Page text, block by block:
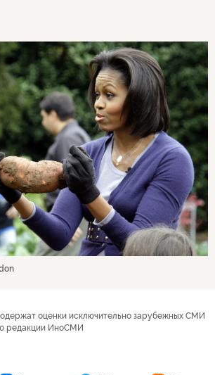
оценки исключительно зарубежных СМИ
редакции ИноСМИ